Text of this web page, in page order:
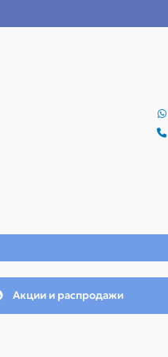
Акции и распродажи